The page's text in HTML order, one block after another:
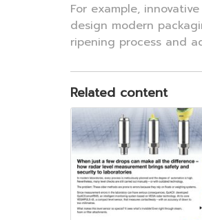
For example,
design modern
ripening process and
Related content